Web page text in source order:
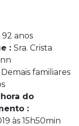
92 anos
: Sra. Crista
Demais familiares
do
:
às 15h50min